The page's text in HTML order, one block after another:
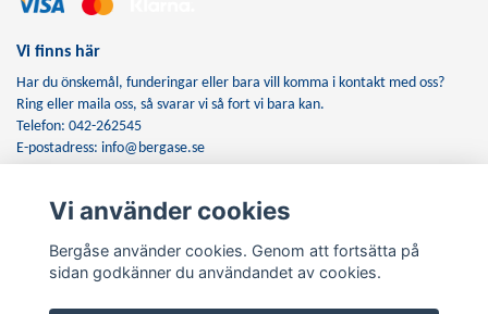
Vi finns här
Har du önskemål, funderingar eller bara vill komma i kontakt med oss?
Ring eller maila oss, så svarar vi så fort vi bara kan.
Telefon: 042-262545
E-postadress: info@bergase.se
Anmäl dig till vårt nyhetsbrev
Prenumerera
Vi använder cookies
Bergåse använder cookies. Genom att fortsätta på
sidan godkänner du användandet av cookies.